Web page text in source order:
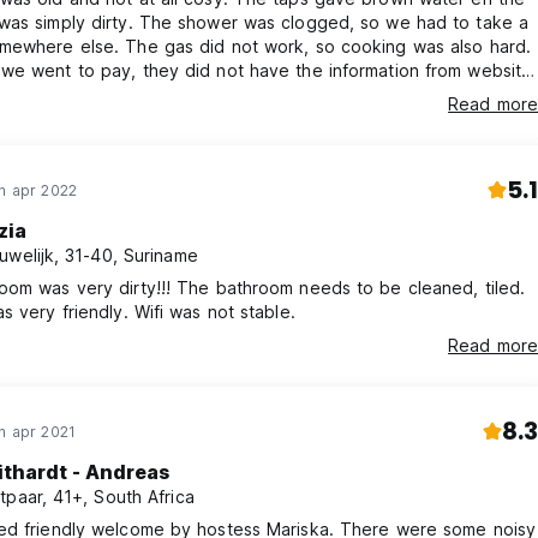
kleine dorpje St Lucia, ligt het onlangs gerenoveerde Bibs
is er om u te begroeten met een warme glimlach en om aan al
bij ons te boeken. We hebben een verscheidenheid
meer dan 60 km aan zelfgeleide paden, 4 van de Big 5,
Hluhluwe ligt voor de deur en de plaatselijke stranden zijn
de mogelijkheid om brieven te lezen of televisie te kijken. De
en een paar van de gekke escapades van de gids
en modderbaden, strandvuren en een pendeldienst
ook Zulu gedanst. (Auto-translated from original language)
simply dirty. The shower was clogged, so we had to take a
else. The gas did not work, so cooking was also hard.
went to pay, they did not have the information from website
know we already paid a small amount. They did not take card
change. All in all it was a rather horrible stay. St. Lucia is a
Read more
apr 2022 5.1
31-40, Suriname
was very dirty!!! The bathroom needs to be cleaned, tiled.
very friendly. Wifi was not stable.
Read more
apr 2021 8.3
- Andreas
41+, South Africa
friendly welcome by hostess Mariska. There were some noisy